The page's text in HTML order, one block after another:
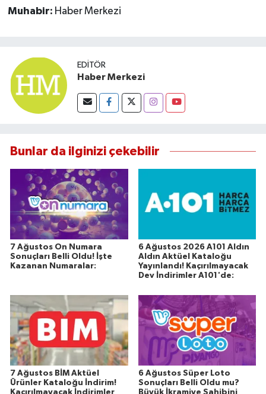
Muhabir: Haber Merkezi
EDITÖR
Haber Merkezi
Bunlar da ilginizi çekebilir
7 Ağustos On Numara
Sonuçları Belli Oldu! İşte
Kazanan Numaralar:
6 Ağustos 2026 A101 Aldın
Aldın Aktüel Kataloğu
Yayınlandı! Kaçırılmayacak
Dev İndirimler A101'de:
7 Ağustos BİM Aktüel
Ürünler Kataloğu İndirim!
Kaçırılmayacak İndirimler
6 Ağustos Süper Loto
Sonuçları Belli Oldu mu?
Büyük İkramiye Sahibini